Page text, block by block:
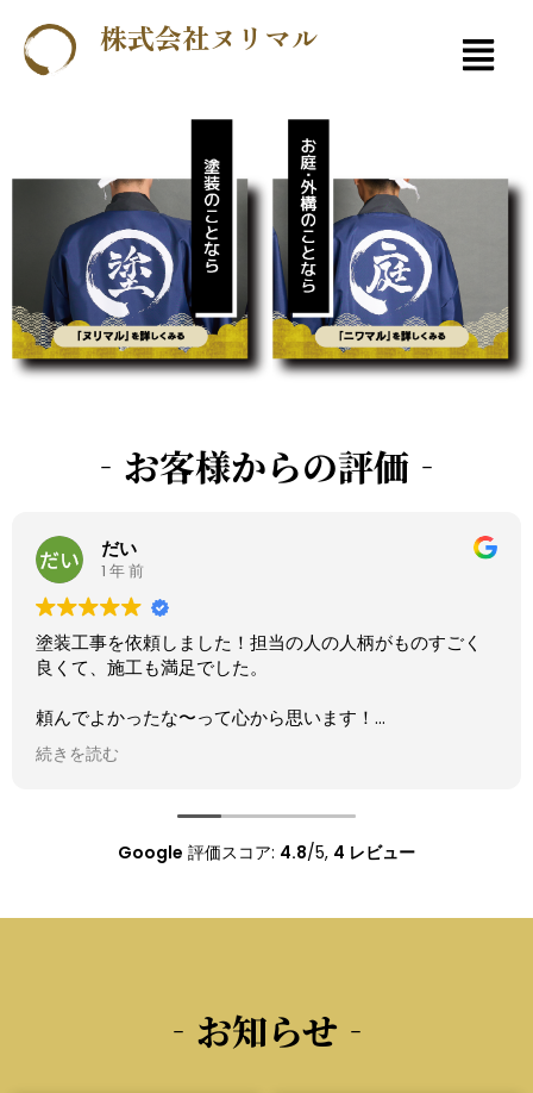
株式会社ヌリマル
‐お客様からの評価‐
ものすごく
外構工事をお願いしました。
担当の方と沢山打ち合わせして理想通りの
Google 評価スコア: 4.8/5, 4 レビュー
‐お知らせ‐